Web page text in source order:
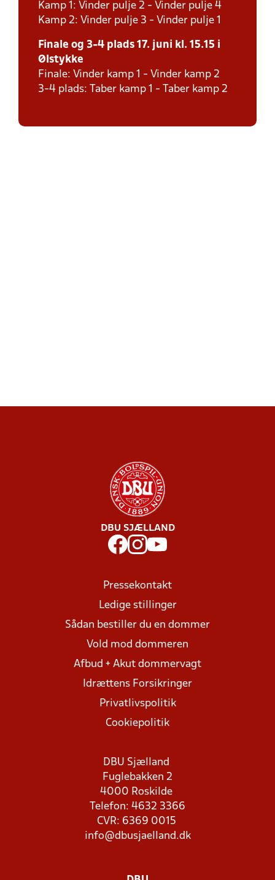
Kamp 1: Vinder pulje 2 - Vinder pulje 4
Kamp 2: Vinder pulje 3 - Vinder pulje 1
Finale og 3-4 plads 17. juni kl. 15.15 i
Ølstykke
Finale: Vinder kamp 1 - Vinder kamp 2
3-4 plads: Taber kamp 1 - Taber kamp 2
DBU SJÆLLAND
Pressekontakt
Ledige stillinger
Sådan bestiller du en dommer
Vold mod dommeren
Afbud + Akut dommervagt
Idrættens Forsikringer
Privatlivspolitik
Cookiepolitik
DBU Sjælland
Fuglebakken 2
4000 Roskilde
Telefon: 4632 3366
CVR: 6369 0015
info@dbusjaelland.dk